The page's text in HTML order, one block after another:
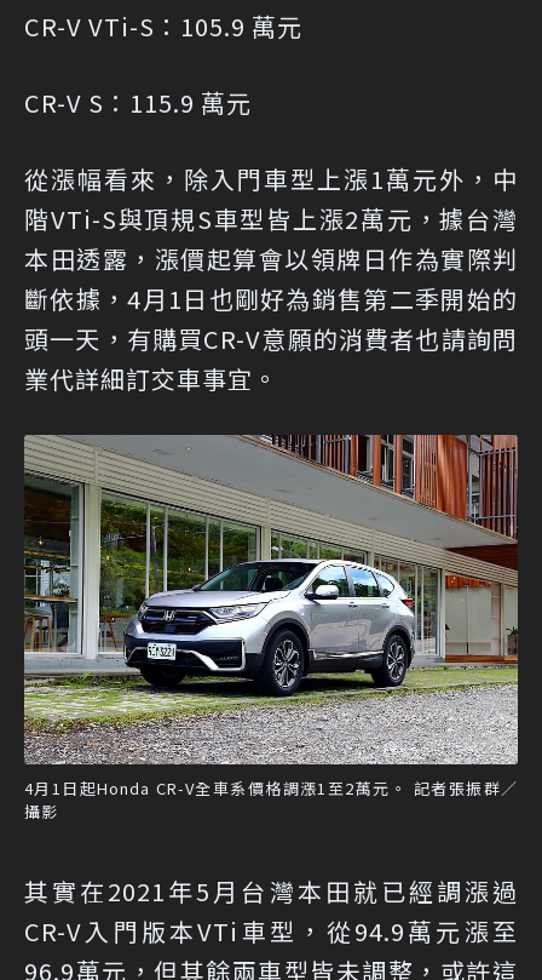
CR-V VTi-S：105.9 萬元
CR-V S：115.9 萬元
從漲幅看來，除入門車型上漲1萬元外，中
階VTi-S與頂規S車型皆上漲2萬元，據台灣
本田透露，漲價起算會以領牌日作為實際判
斷依據，4月1日也剛好為銷售第二季開始的
頭一天，有購買CR-V意願的消費者也請詢問
業代詳細訂交車事宜。
4月1日起Honda CR-V全車系價格調漲1至2萬元。 記者張振群／
攝影
其實在2021年5月台灣本田就已經調漲過
CR-V入門版本VTi車型，從94.9萬元漲至
96.9萬元，但其餘兩車型皆未調整，或許這